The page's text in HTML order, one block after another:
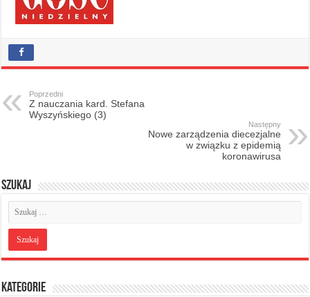
Poprzedni
Z nauczania kard. Stefana
Wyszyńskiego (3)
Następny
Nowe zarządzenia diecezjalne
w związku z epidemią
koronawirusa
Szukaj
Kategorie